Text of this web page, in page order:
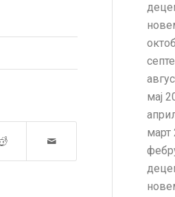
мај
март